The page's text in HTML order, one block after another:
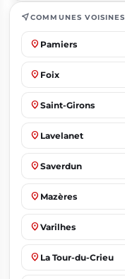
near_meCOMMUNES VOISINES
place Pamiers
place Foix
place Saint-Girons
place Lavelanet
place Saverdun
place Mazères
place Varilhes
place La Tour-du-Crieu